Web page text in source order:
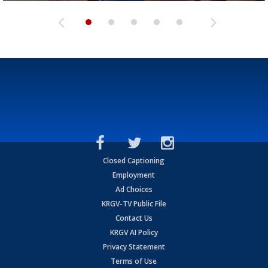
Closed Captioning
Employment
Ad Choices
KRGV-TV Public File
Contact Us
KRGV AI Policy
Privacy Statement
Terms of Use